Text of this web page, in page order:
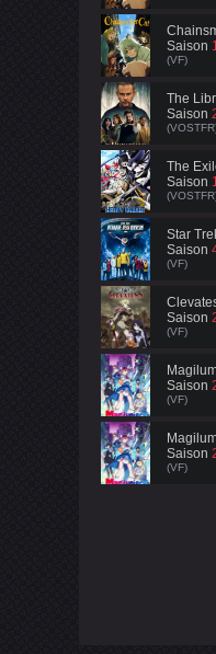
Saison 1
(VF)
The
Saison
Saison 1
Star
Saison
(VF)
Saison
(VF)
Saison
(VF)
Saison
(VF)